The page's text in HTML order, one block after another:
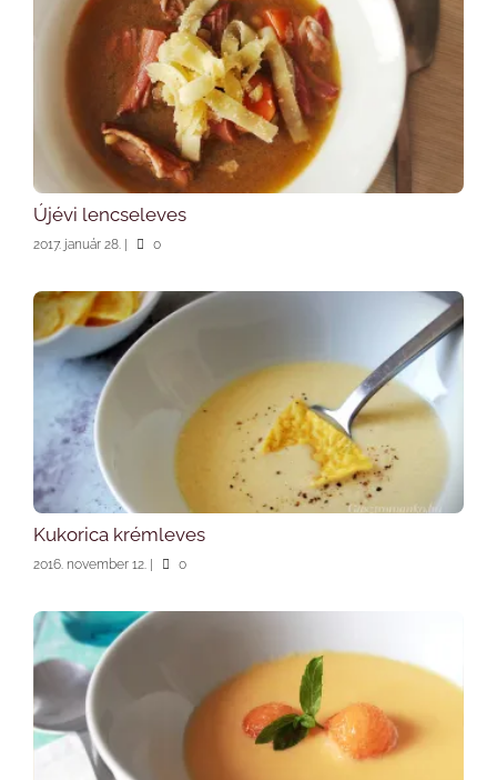
Újévi lencseleves
2017. január 28. 0
Kukorica krémleves
2016. november 12. 0